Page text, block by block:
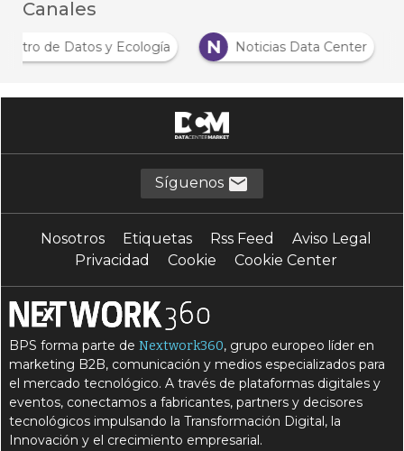
Canales
C
Centro de Datos y Ecología N Noticias Data
Síguenos
Nosotros Etiquetas Rss Feed
Aviso Legal
Privacidad
Cookie Cookie Center
BPS forma parte deNextwork360, grupo europeo líder en
marketing B2B, comunicación y medios especializados para
el mercado tecnológico. A través de plataformas digitales y
eventos, conectamos a fabricantes, partners y decisores
tecnológicos impulsando la Transformación Digital, la
Innovación y el crecimiento empresarial.